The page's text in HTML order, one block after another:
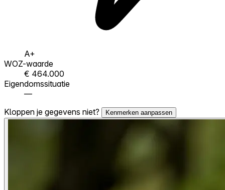
A+
WOZ-waarde
€ 464.000
Eigendomssituatie
—
Kloppen je gegevens niet?
Kenmerken aanpassen